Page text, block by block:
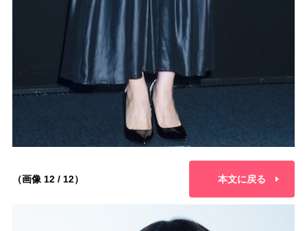
（画像 12 / 12） 本文に戻る